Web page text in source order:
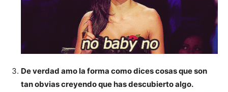
De verdad amo la forma como dices cosas que son
tan obvias creyendo que has descubierto algo.